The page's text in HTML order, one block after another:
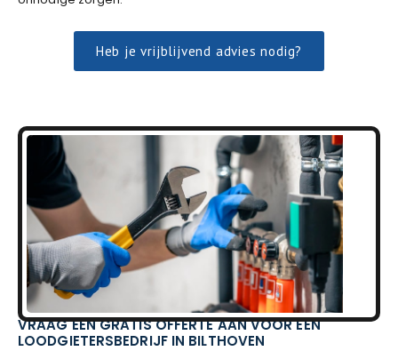
Heb je vrijblijvend advies nodig?
VRAAG EEN GRATIS OFFERTE AAN VOOR EEN
LOODGIETERSBEDRIJF IN BILTHOVEN